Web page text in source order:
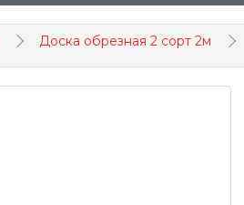
Доска обрезная 2 сорт 2м